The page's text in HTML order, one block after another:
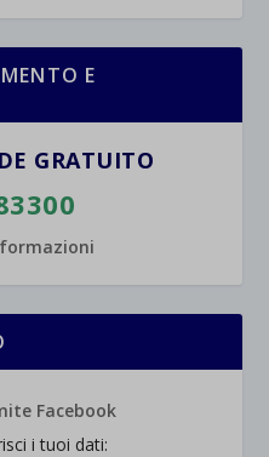
E
GRATUITO
i tuoi dati: